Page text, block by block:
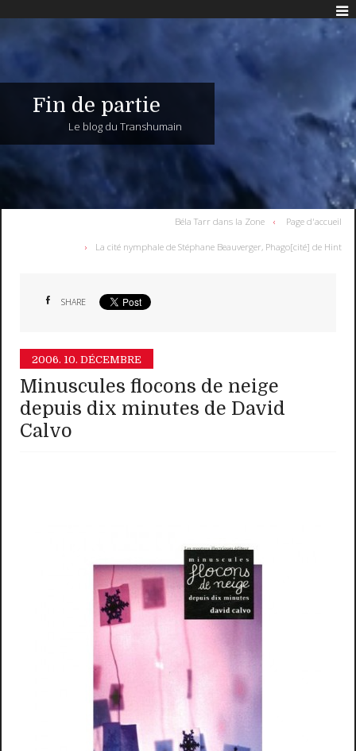
Fin de partie
Le blog du Transhumain
Béla Tarr dans la Zone Page d'accueil
La cité nymphale de Stéphane Beauverger, Phago[cité] de Hint
SHARE
2006. 10. DÉCEMBRE
Minuscules flocons de neige
depuis dix minutes de David
Calvo